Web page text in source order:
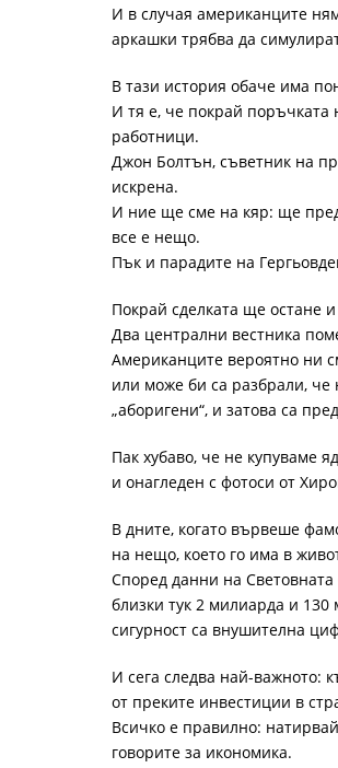
И в случая американците
аркашки трябва да
В тази история обаче има
И тя е, че покрай поръчката
работници.
Джон Болтън, съветник на
искрена.
И ние ще сме на кяр: ще
все е нещо.
Пък и парадите на
Покрай сделката ще остане
Два централни вестника
Американците вероятно ни
или може би са разбрали,
„аборигени“, и затова са
Пак хубаво, че не купуваме
и онагледен с фотоси от
В дните, когато вървеше
на нещо, което го има в
Според данни на
близки тук 2 милиарда и 130
сигурност са внушителна
И сега следва най-важното:
от преките инвестиции в
Всичко е правилно:
говорите за икономика.